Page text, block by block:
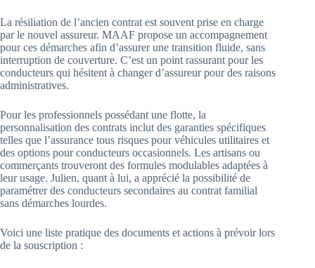
La résiliation de l’ancien contrat est souvent prise en charge
par le nouvel assureur. MAAF propose un accompagnement
pour ces démarches afin d’assurer une transition fluide, sans
interruption de couverture. C’est un point rassurant pour les
conducteurs qui hésitent à changer d’assureur pour des raisons
administratives.
Pour les professionnels possédant une flotte, la
personnalisation des contrats inclut des garanties spécifiques
telles que l’assurance tous risques pour véhicules utilitaires et
des options pour conducteurs occasionnels. Les artisans ou
commerçants trouveront des formules modulables adaptées à
leur usage. Julien, quant à lui, a apprécié la possibilité de
paramétrer des conducteurs secondaires au contrat familial
sans démarches lourdes.
Voici une liste pratique des documents et actions à prévoir lors
de la souscription :